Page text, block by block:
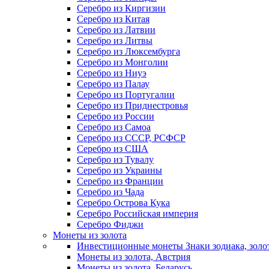
Серебро из Киргизии
Серебро из Китая
Серебро из Латвии
Серебро из Литвы
Серебро из Люксембурга
Серебро из Монголии
Серебро из Ниуэ
Серебро из Палау
Серебро из Португалии
Серебро из Приднестровья
Серебро из России
Серебро из Самоа
Серебро из СССР, РСФСР
Серебро из США
Серебро из Тувалу
Серебро из Украины
Серебро из Франции
Серебро из Чада
Серебро Острова Кука
Серебро Российская империя
Серебро Фиджи
Монеты из золота
Инвестиционные монеты Знаки зодиака,
Монеты из золота, Австрия